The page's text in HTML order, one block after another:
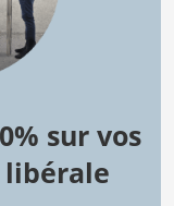
sur vos
libérale